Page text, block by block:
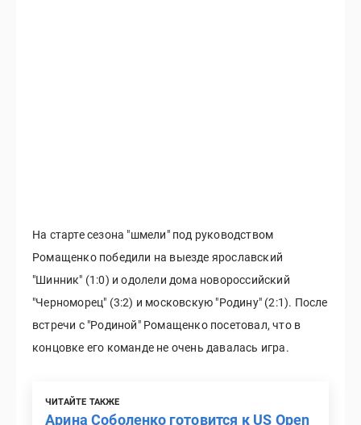
На старте сезона "шмели" под руководством
Ромащенко победили на выезде ярославский
"Шинник" (1:0) и одолели дома новороссийский
"Черноморец" (3:2) и московскую "Родину" (2:1). После
встречи с "Родиной" Ромащенко посетовал, что в
концовке его команде не очень давалась игра.
ЧИТАЙТЕ ТАКЖЕ
Арина Соболенко готовится к US Open